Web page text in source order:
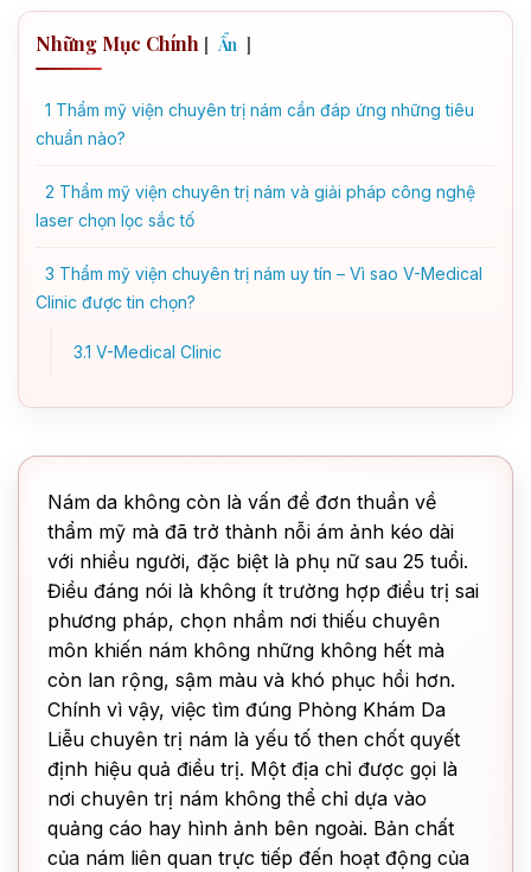
Những Mục Chính [ Ẩn ]
1 Thẩm mỹ viện chuyên trị nám cần đáp ứng những tiêu
chuẩn nào?
2 Thẩm mỹ viện chuyên trị nám và giải pháp công nghệ
laser chọn lọc sắc tố
3 Thẩm mỹ viện chuyên trị nám uy tín – Vì sao V-Medical
Clinic được tin chọn?
3.1 V-Medical Clinic
Nám da không còn là vấn đề đơn thuần về
thẩm mỹ mà đã trở thành nỗi ám ảnh kéo dài
với nhiều người, đặc biệt là phụ nữ sau 25 tuổi.
Điều đáng nói là không ít trường hợp điều trị sai
phương pháp, chọn nhầm nơi thiếu chuyên
môn khiến nám không những không hết mà
còn lan rộng, sậm màu và khó phục hồi hơn.
Chính vì vậy, việc tìm đúng Phòng Khám Da
Liễu chuyên trị nám là yếu tố then chốt quyết
định hiệu quả điều trị. Một địa chỉ được gọi là
nơi chuyên trị nám không thể chỉ dựa vào
quảng cáo hay hình ảnh bên ngoài. Bản chất
của nám liên quan trực tiếp đến hoạt động của